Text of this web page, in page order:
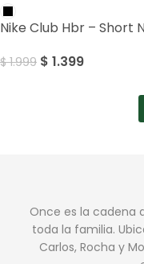
Nike Club Hbr – Short
$1.999 $ 1.399
Once es la cadena
toda la familia.
Carlos, Rocha y